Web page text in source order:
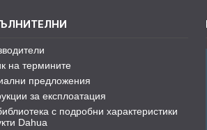
на термините
предложения
за експлоатация
с подробни характеристики
Dahua